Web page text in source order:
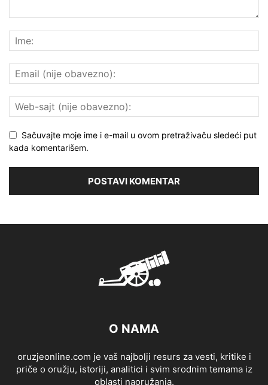
Sačuvajte moje ime i e-mail u ovom pretraživaču sledeći put
kada komentarišem.
O NAMA
oruzjeonline.com je vaš najbolji resurs za vesti, kritike i
priče o oružju, istoriji, analitici i svim srodnim temama iz
oblasti naoružanja.